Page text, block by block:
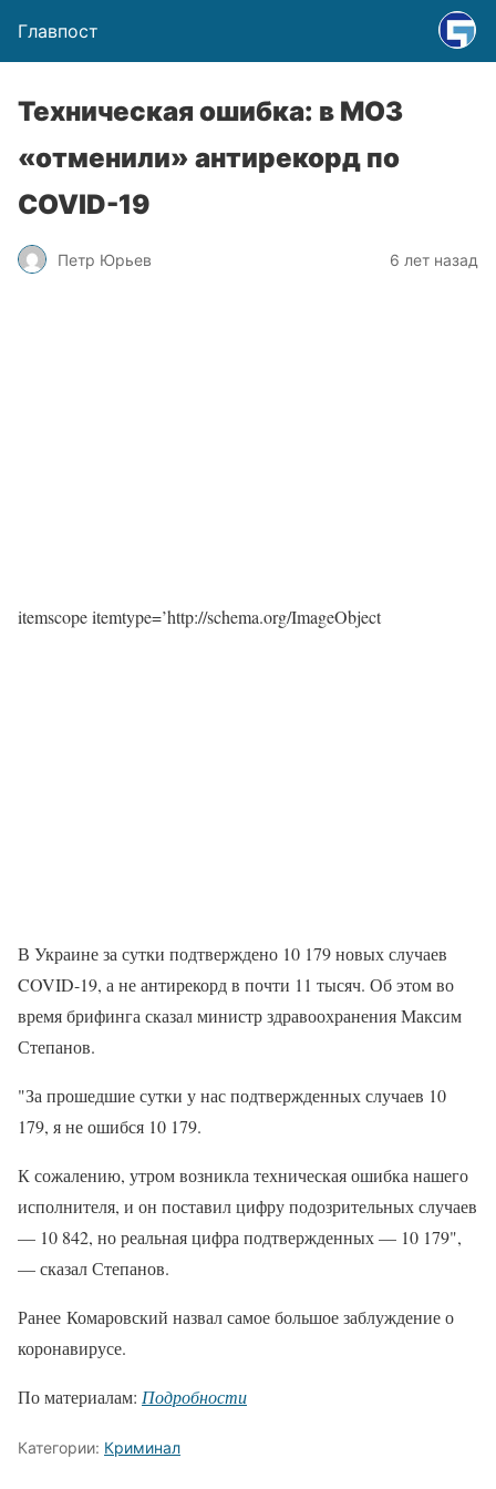
Главпост
Техническая ошибка: в МОЗ
«отменили» антирекорд по
COVID-19
Петр Юрьев 6 лет назад
itemscope itemtype=’http://schema.org/ImageObject
В Украине за сутки подтверждено 10 179 новых случаев
COVID-19, а не антирекорд в почти 11 тысяч. Об этом во
время брифинга сказал министр здравоохранения Максим
Степанов.
"За прошедшие сутки у нас подтвержденных случаев 10
179, я не ошибся 10 179.
К сожалению, утром возникла техническая ошибка нашего
исполнителя, и он поставил цифру подозрительных случаев
— 10 842, но реальная цифра подтвержденных — 10 179",
— сказал Степанов.
Ранее Комаровский назвал самое большое заблуждение о
коронавирусе.
По материалам: Подробности
Категории: Криминал